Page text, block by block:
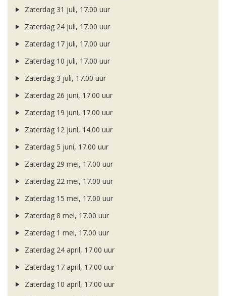
Zaterdag 31 juli, 17.00 uur
Zaterdag 24 juli, 17.00 uur
Zaterdag 17 juli, 17.00 uur
Zaterdag 10 juli, 17.00 uur
Zaterdag 3 juli, 17.00 uur
Zaterdag 26 juni, 17.00 uur
Zaterdag 19 juni, 17.00 uur
Zaterdag 12 juni, 14.00 uur
Zaterdag 5 juni, 17.00 uur
Zaterdag 29 mei, 17.00 uur
Zaterdag 22 mei, 17.00 uur
Zaterdag 15 mei, 17.00 uur
Zaterdag 8 mei, 17.00 uur
Zaterdag 1 mei, 17.00 uur
Zaterdag 24 april, 17.00 uur
Zaterdag 17 april, 17.00 uur
Zaterdag 10 april, 17.00 uur